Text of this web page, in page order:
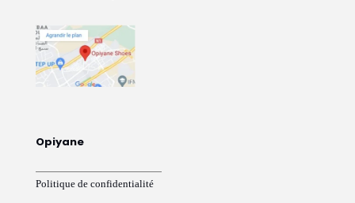
Opiyane
Politique de confidentialité